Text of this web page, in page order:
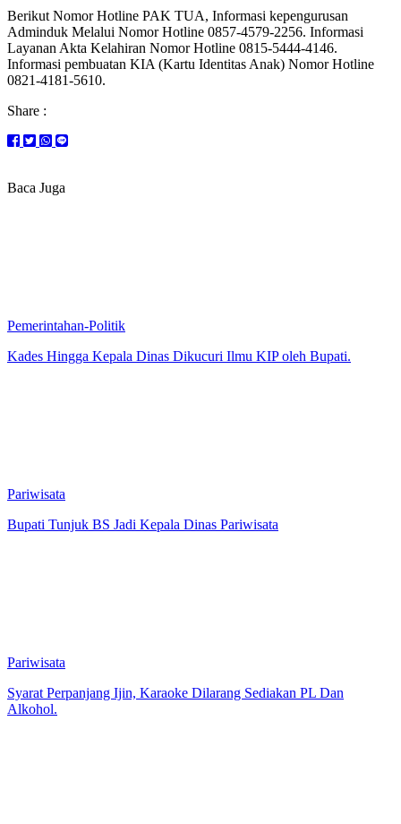
Berikut Nomor Hotline PAK TUA, Informasi kepengurusan
Adminduk Melalui Nomor Hotline 0857-4579-2256. Informasi
Layanan Akta Kelahiran Nomor Hotline 0815-5444-4146.
Informasi pembuatan KIA (Kartu Identitas Anak) Nomor Hotline
0821-4181-5610.
Share :
Baca Juga
Pemerintahan-Politik
Kades Hingga Kepala Dinas Dikucuri Ilmu KIP oleh Bupati.
Pariwisata
Bupati Tunjuk BS Jadi Kepala Dinas Pariwisata
Pariwisata
Syarat Perpanjang Ijin, Karaoke Dilarang Sediakan PL Dan
Alkohol.